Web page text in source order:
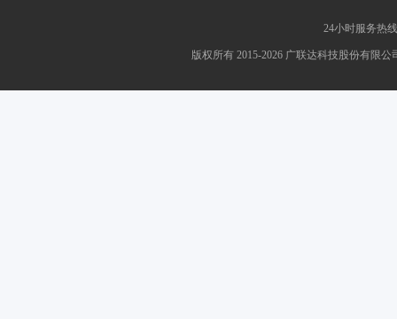
24小时服务热
版权所有 2015-2026 广联达科技股份有限公